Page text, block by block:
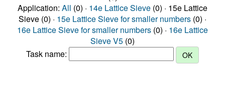
Application: All (0) · 14e Lattice Sieve (0) · 15e Lattice
Sieve (0) · 15e Lattice Sieve for smaller numbers (0) ·
16e Lattice Sieve for smaller numbers (0) · 16e Lattice
Sieve V5 (0)
Task name: